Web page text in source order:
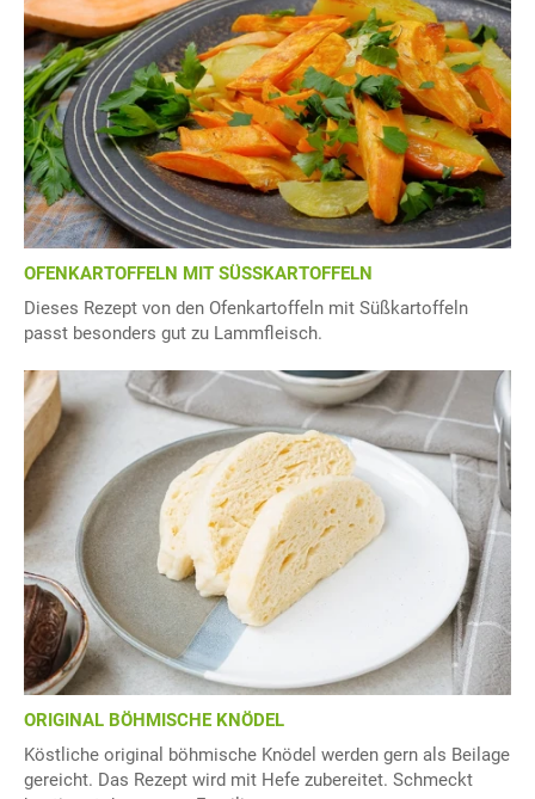
OFENKARTOFFELN MIT SÜSSKARTOFFELN
Dieses Rezept von den Ofenkartoffeln mit Süßkartoffeln
passt besonders gut zu Lammfleisch.
ORIGINAL BÖHMISCHE KNÖDEL
Köstliche original böhmische Knödel werden gern als Beilage
gereicht. Das Rezept wird mit Hefe zubereitet. Schmeckt